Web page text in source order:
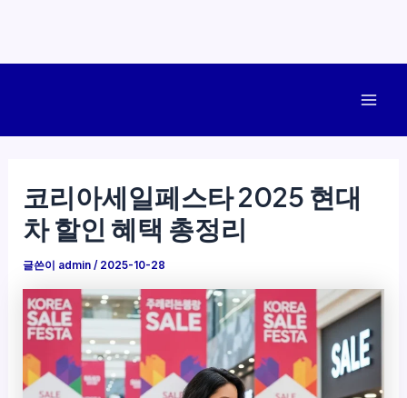
코리아세일페스타 2025 현대
차 할인 혜택 총정리
글쓴이 admin/ 2025-10-28